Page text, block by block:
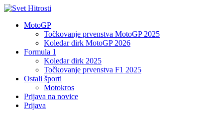
MotoGP
Točkovanje prvenstva MotoGP 2025
Koledar dirk MotoGP 2026
Formula 1
Koledar dirk 2025
Točkovanje prvenstva F1 2025
Ostali športi
Motokros
Prijava na novice
Prijava